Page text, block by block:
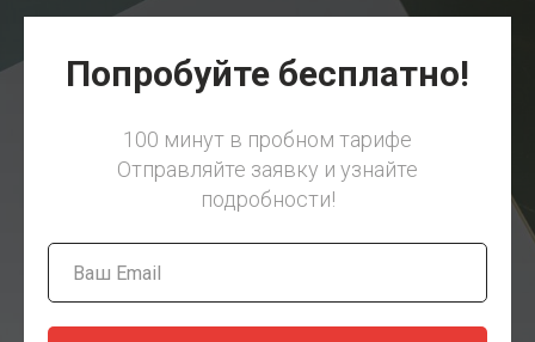
Попробуйте бесплатно!
100 минут в пробном тарифе
Отправляйте заявку и узнайте
подробности!